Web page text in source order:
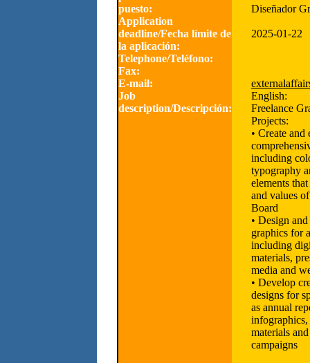
puesto:
Diseñador
Application
deadline/Fecha límite de
la aplicación:
2025-01-22
Telephone/Teléfono:
Fax:
E-mail:
Job
description/Descripción:
English:
Freelance
Projects:
• Create and
including
typography
elements
and values
Board
• Design
graphics for
including
materials,
media and
• Develop
designs for
as annual
infographics,
materials
campaigns